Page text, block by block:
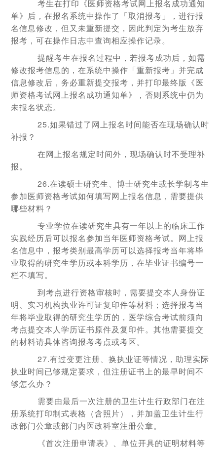
考生在打印《医师资格考试网上报名成功通知
单》后，在报名系统中操作了「取消报考」，进行报
名信息修改，但又未重新提交，因此判定为考生放弃
报考，可在操作日志中查询相应操作记录。
提醒考生在报名过程中，若报考成功后，如需
修改报考信息的，在系统中操作「重新报考」并完成
信息修改后，务必重新提交报考，并打印最终版《医
师资格考试网上报名成功通知单》，否则系统中仍为
未报名状态。
25.如果错过了网上报名时间能否在现场确认时
补报？
在网上报名规定时间外，现场确认时不受理补
报。
26.在读硕士研究生、博士研究生或长学制考生
参加医师资格考试如何填写网上报名信息，需要提供
哪些材料？
专业学位在读研究生具有一年以上的临床工作
实践经历后可以报名参加当年医师资格考试。网上报
名信息中，报考类别最高学历可以选择报考当年将毕
业取得的研究生学历或本科学历，在毕业证书编号一
栏不填写。
到考点进行资格审核时，需要提交本人身份证
明、实习机构执业许可证复印件等材料；选择报考当
年将毕业取得的研究生学历的，医学综合考试前须向
考点提交本人学历证书原件及复印件。其他需要提交
的材料请具体咨询报考考点或考区。
27.有过变更注册、换执业证等情况，助理实际
执业时间已够规定要求，但注册证书上的最早时间不
够怎么办？
需要由最后一次注册的卫生计生行政部门在注
册系统打印制式表格（含照片），并加盖卫生计生行
政部门公章或部门内医政科室注册公章。
《首次注册申请表》、单位开具的证明材料等